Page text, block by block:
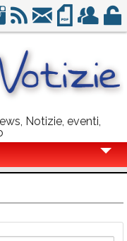
Notizie, eventi,